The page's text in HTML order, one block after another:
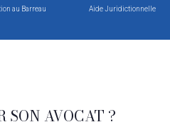
au Barreau Aide Juridictionnelle
SON AVOCAT ?